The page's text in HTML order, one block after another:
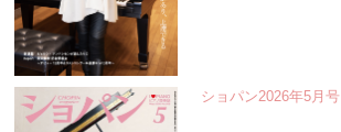
ショパン2026年5月号